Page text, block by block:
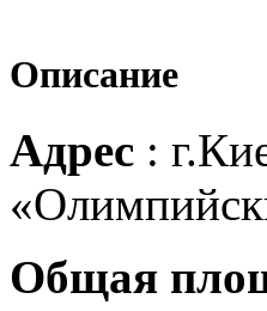
Описание
Адрес :
Общая